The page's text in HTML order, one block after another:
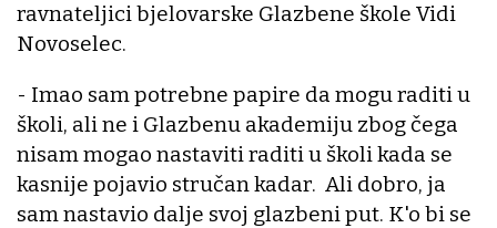
ravnateljici bjelovarske Glazbene škole Vidi
Novoselec.
- Imao sam potrebne papire da mogu raditi u
školi, ali ne i Glazbenu akademiju zbog čega
nisam mogao nastaviti raditi u školi kada se
kasnije pojavio stručan kadar. Ali dobro, ja
sam nastavio dalje svoj glazbeni put. K'o bi se